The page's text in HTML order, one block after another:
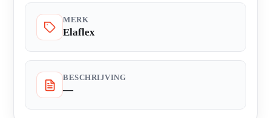
MERK
Elaflex
BESCHRIJVING
—